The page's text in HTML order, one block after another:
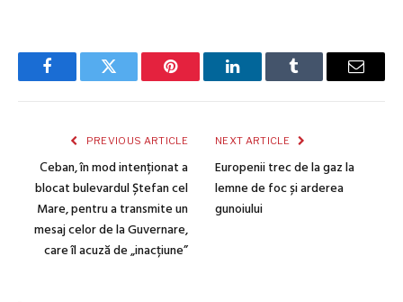
FacebookTwitter Pinterest LinkedInTumblr Email
PREVIOUS ARTICLE
Сeban, în mod intenționat a
blocat bulevardul Ștefan cel
Mare, pentru a transmite un
mesaj celor de la Guvernare,
care îl acuză de „inacțiune”
NEXT ARTICLE
Europenii trec de la gaz la
lemne de foc și arderea
gunoiului